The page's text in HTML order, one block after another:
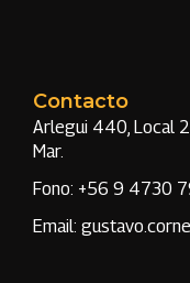
Contacto
Arlegui 440, Local
Mar.
Fono: +56 9 4730
Email: